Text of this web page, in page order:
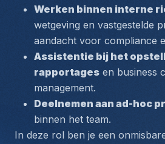
Werken binnen interne
wetgeving en vastgestelde
aandacht voor compliance
Assistentie bij het
rapportages en business
management.
Deelnemen aan ad-hoc
binnen het team.
In deze rol ben je een